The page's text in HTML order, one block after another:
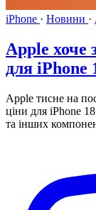
iPhone · Новини ·
Apple хоче
для iPhone
Apple тисне на
ціни для iPhone
та інших